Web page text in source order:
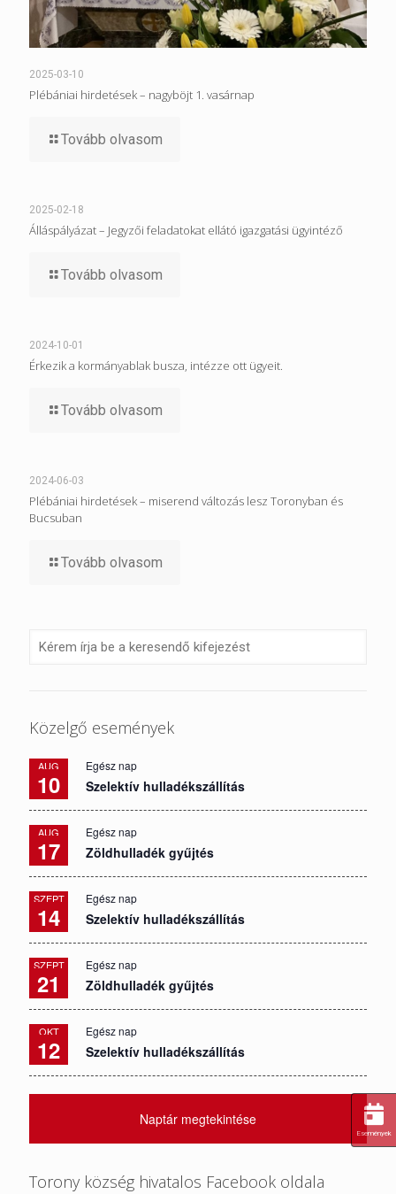
2025-03-10
Plébániai hirdetések – nagyböjt 1. vasárnap
Tovább olvasom
2025-02-18
Álláspályázat – Jegyzői feladatokat ellátó igazgatási ügyintéző
Tovább olvasom
2024-10-01
Érkezik a kormányablak busza, intézze ott ügyeit.
Tovább olvasom
2024-06-03
Plébániai hirdetések – miserend változás lesz Toronyban és
Bucsuban
Tovább olvasom
Közelgő események
AUG
10
Egész nap
Szelektív hulladékszállítás
AUG
17
Egész nap
Zöldhulladék gyűjtés
SZEPT
14
Egész nap
Szelektív hulladékszállítás
SZEPT
21
Egész nap
Zöldhulladék gyűjtés
OKT
12
Egész nap
Szelektív hulladékszállítás
Naptár megtekintése
Torony község hivatalos Facebook oldala
Események